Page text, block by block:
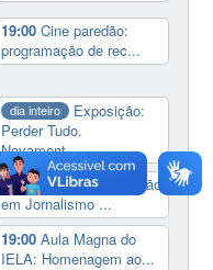
19:00Cine paredão:
programação de rec...
dia inteiro
Exposição:
Perder Tudo.
Novament...
16:00 Curso de formação
em Jornalismo ...
19:00Aula Magna do
IELA: Homenagem ao...